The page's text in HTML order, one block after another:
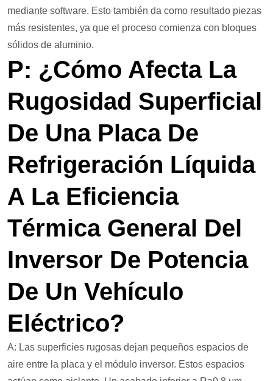
mediante software. Esto también da como resultado piezas
más resistentes, ya que el proceso comienza con bloques
sólidos de aluminio.
P: ¿Cómo Afecta La
Rugosidad Superficial
De Una Placa De
Refrigeración Líquida
A La Eficiencia
Térmica General Del
Inversor De Potencia
De Un Vehículo
Eléctrico?
A: Las superficies rugosas dejan pequeños espacios de
aire entre la placa y el módulo inversor. Estos espacios